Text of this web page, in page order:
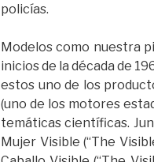
policías.
Modelos como nuestra
inicios de la década de
estos uno de los
(uno de los motores
temáticas científicas.
Mujer Visible (“The